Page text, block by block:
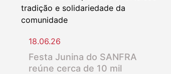
18.06.26
Festa Junina do SANFRA
reúne cerca de 10 mil